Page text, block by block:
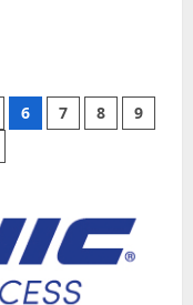
6 7 8
9